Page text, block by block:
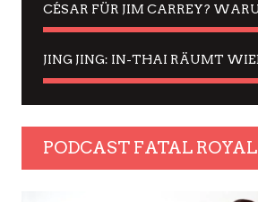
PODCAST FATAL ROYAL